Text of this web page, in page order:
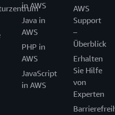
in AWS
Java in
AWS
PHP in
AWS
JavaScript
in AWS
AWS
Support
–
Überblick
Erhalten
Sie Hilfe
von
Experten